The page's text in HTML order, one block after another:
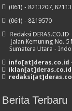
(061) - 8213207,
(061) - 8219570
Redaksi DERAS.CO.ID
Jalan Kemuning No. 5
Sumatera Utara -
info[at]deras.co.id
iklan[at]deras.co.id
Berita Terbaru